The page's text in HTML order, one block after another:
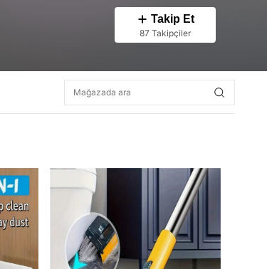
Takip Et
87 Takipçiler